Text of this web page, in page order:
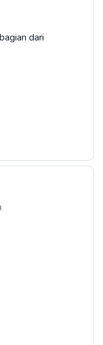
dari